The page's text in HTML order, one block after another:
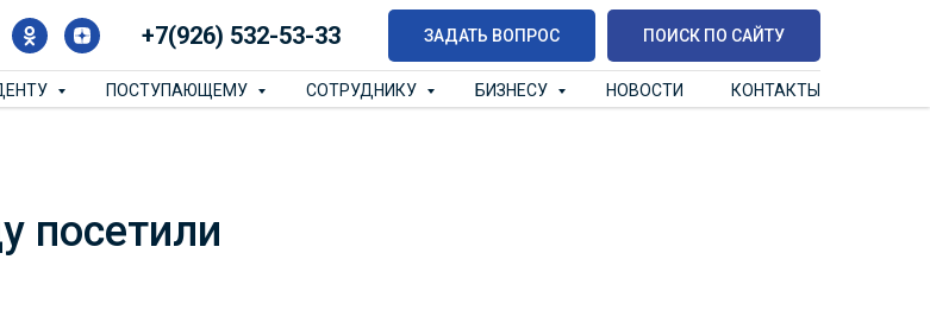
+7(926) 532-53-33 ЗАДАТЬ ВОПРОС ПОИСК ПО САЙТУ
ПОСТУПАЮЩЕМУ СОТРУДНИКУ БИЗНЕСУ НОВОСТИ КОНТАКТЫ
посетили